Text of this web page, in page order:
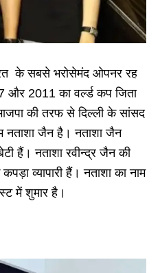
के सबसे भरोसेमंद ओपनर रह
2011 का वर्ल्ड कप जिता
की तरफ से दिल्ली के सांसद
नताशा जैन है। नताशा जैन
हैं। नताशा रवीन्द्र जैन की
व्यापारी हैं। नताशा का नाम
में शुमार है।